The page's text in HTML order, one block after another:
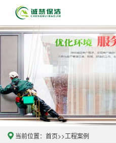
当前位置： 首页>>工程案例